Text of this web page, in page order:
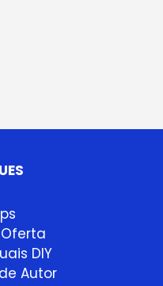
DIY
Autor